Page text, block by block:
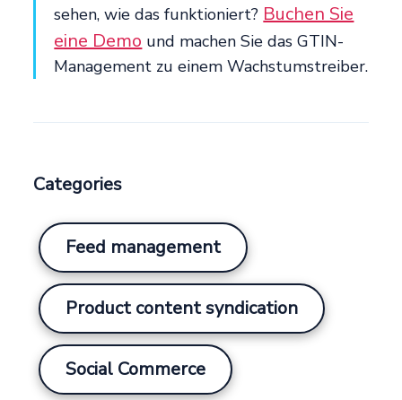
sehen, wie das funktioniert? Buchen Sie
eine Demo und machen Sie das GTIN-
Management zu einem Wachstumstreiber.
Categories
Feed management
Product content syndication
Social Commerce